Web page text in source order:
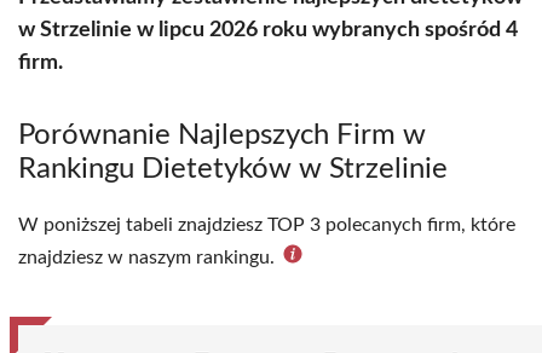
w Strzelinie w lipcu 2026 roku wybranych spośród 4
firm.
Porównanie Najlepszych Firm w
Rankingu Dietetyków w Strzelinie
W poniższej tabeli znajdziesz TOP 3 polecanych firm, które
znajdziesz w naszym rankingu.